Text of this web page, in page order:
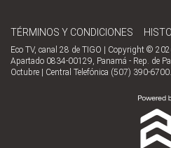
TÉRMINOS Y CONDICIONES
Eco TV, canal 28 de TIGO | Copyright ©
Apartado 0834-00129, Panamá - Rep. de
Octubre | Central Telefónica (507) 390-6700.